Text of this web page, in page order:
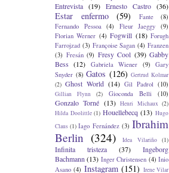
Entrevista (19) Ernesto Castro (36)
Estar enfermo (59) Fante
(8)
Fernando Pessoa
(4) Fleur Jaeggy
(9)
Florian Werner (4) Fogwill (18) Forugh
Farrojzad (3) Françoise Sagan (4) Franzen
(3) Fresán (9) Fresy Cool (39) Gabby
Bess (12) Gabriela Wiener (9)
Gary
Snyder (8) Gatos (126) Gertrud Kolmar
(2) Ghost World (14) Gil Padrol (10)
Gillian Flynn (2) Gioconda Belli (10)
Gonzalo Torné (13) Henri Michaux (2)
Hilda Doolittle (1) Houellebecq (13) Hugo
Claus (1) Iago Fernández (3) Ibrahim
Berlin (324) Idea Vilariño (1)
Infinita tristeza (37)
Ingeborg
Bachmann (13) Inger Christensen (4) Inio
Asano (4) Instagram (151) Irene Vilar